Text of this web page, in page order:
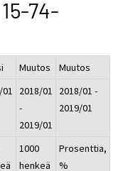
74-
Muutos
Muutos
01
2018/01
-
2019/01
2018/01 -
2019/01
1000
henkeä
Prosenttia,
%